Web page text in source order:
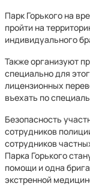
Парк Горького на
пройти на
индивидуального
Также организуют
специально для
лицензионных
въехать по
Безопасность
сотрудников
сотрудников
Парка Горького
помощи и одна
экстренной